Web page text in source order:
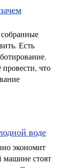
Есть
что
воде
экономит
машине стоят